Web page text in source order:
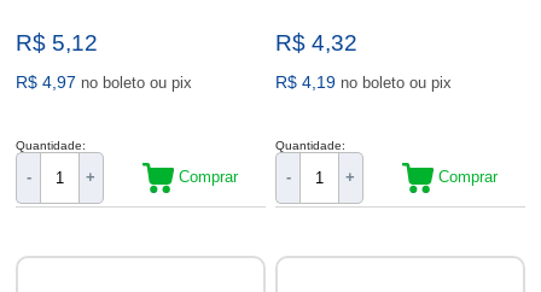
R$ 5,12
R$ 4,97 no boleto ou pix
Quantidade:
- + Comprar
R$ 4,32
R$ 4,19 no boleto ou pix
Quantidade:
- + Comprar